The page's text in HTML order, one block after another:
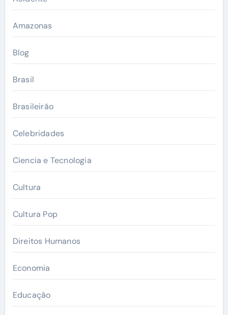
Amazonas
Blog
Brasil
Brasileirão
Celebridades
Ciencia e Tecnologia
Cultura
Cultura Pop
Direitos Humanos
Economia
Educação